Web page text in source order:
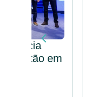
Valor
modelo